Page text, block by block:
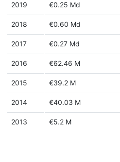
2019 €0.25 Md
2018 €0.60 Md
2017 €0.27 Md
2016 €62.46 M
2015 €39.2 M
2014 €40.03 M
2013 €5.2 M